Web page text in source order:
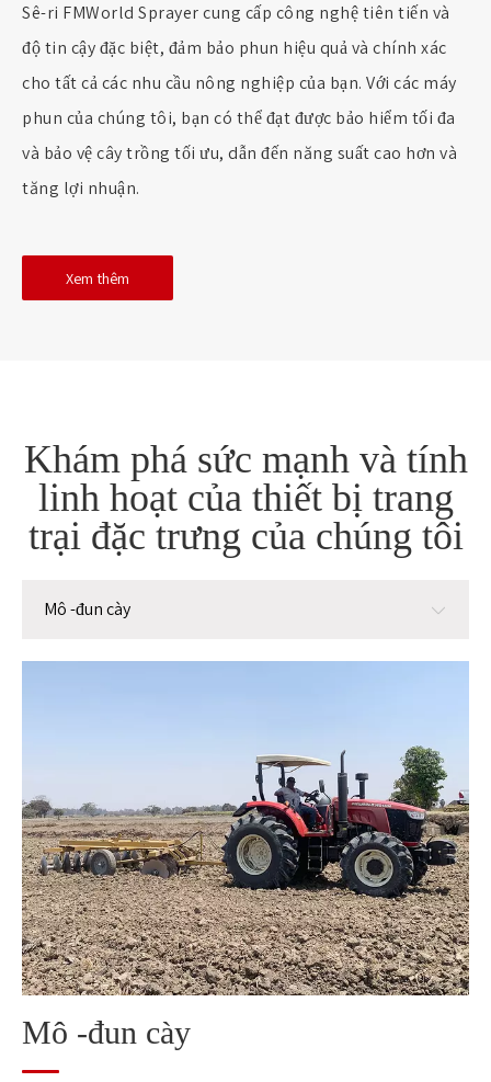
Sê-ri FMWorld Sprayer cung cấp công nghệ tiên tiến và
độ tin cậy đặc biệt, đảm bảo phun hiệu quả và chính xác
cho tất cả các nhu cầu nông nghiệp của bạn. Với các máy
phun của chúng tôi, bạn có thể đạt được bảo hiểm tối đa
và bảo vệ cây trồng tối ưu, dẫn đến năng suất cao hơn và
tăng lợi nhuận.
Xem thêm
Khám phá sức mạnh và tính
linh hoạt của thiết bị trang
trại đặc trưng của chúng tôi
Mô -đun cày
Mô -đun cày
Mô -đun thu hoạch
Mô-đun xử lý hạt sau thu hoạch
Mô -đun xử lý rơm
Mô -đun cày